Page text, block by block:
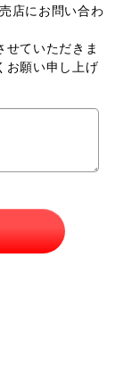
店にお問い合わ
せていただきま
お願い申し上げ